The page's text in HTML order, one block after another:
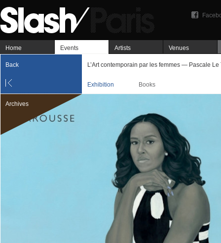
Home Events Artists Venues
Back L’Art contemporain par les femmes — Pascale Le
Exhibition Books
Archives